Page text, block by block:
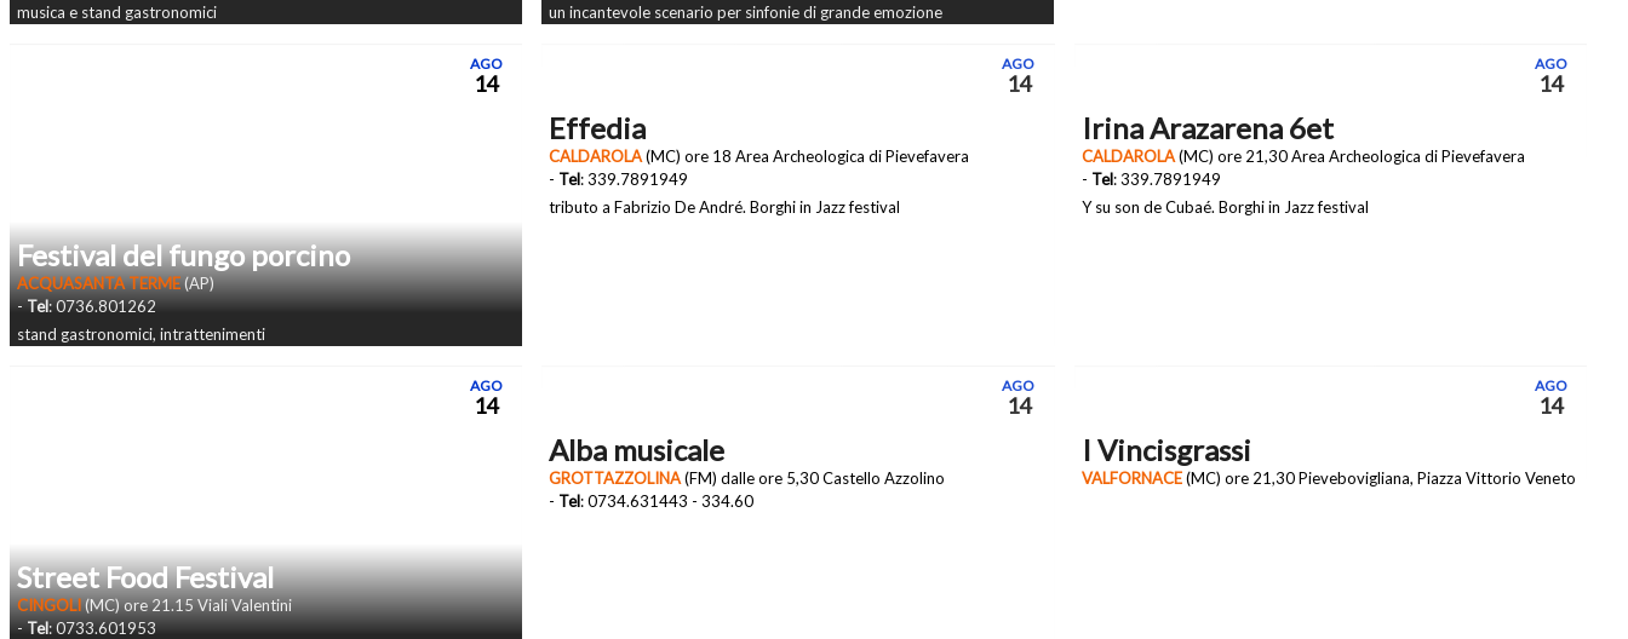
musica e stand gastronomici
un incantevole scenario per sinfonie di grande emozione
AGO
14
Festival del fungo porcino
ACQUASANTA TERME(AP)
-Tel: 0736.801262
stand gastronomici, intrattenimenti
AGO
14
Effedia
CALDAROLA(MC) ore 18 Area Archeologica di Pievefavera
- Tel: 339.7891949
tributo a Fabrizio De André. Borghi in Jazz festival
AGO
14
Irina Arazarena 6et
CALDAROLA(MC) ore 21,30 Area Archeologica di Pievefavera
- Tel: 339.7891949
Y su son de Cubaé. Borghi in Jazz festival
AGO
14
Street Food Festival
CINGOLI(MC) ore 21.15 Viali Valentini
-Tel: 0733.601953
AGO
14
Alba musicale
GROTTAZZOLINA(FM) dalle ore 5,30 Castello Azzolino
- Tel: 0734.631443 - 334.60
AGO
14
I Vincisgrassi
VALFORNACE(MC) ore 21,30 Pievebovigliana, Piazza Vittorio Veneto